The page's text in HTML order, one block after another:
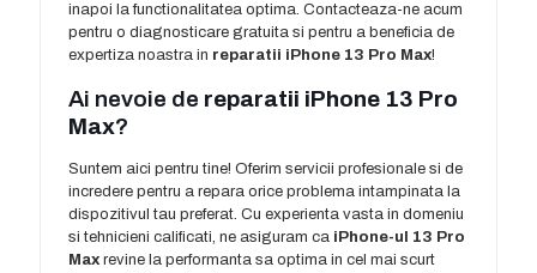
inapoi la functionalitatea optima. Contacteaza-ne acum
pentru o diagnosticare gratuita si pentru a beneficia de
expertiza noastra in reparatii iPhone 13 Pro Max!
Ai nevoie de reparatii iPhone 13 Pro
Max?
Suntem aici pentru tine! Oferim servicii profesionale si de
incredere pentru a repara orice problema intampinata la
dispozitivul tau preferat. Cu experienta vasta in domeniu
si tehnicieni calificati, ne asiguram ca iPhone-ul 13 Pro
Maxrevine la performanta sa optima in cel mai scurt